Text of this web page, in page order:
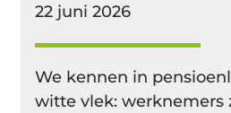
22 juni 2026
We kennen in
witte vlek: werknemers